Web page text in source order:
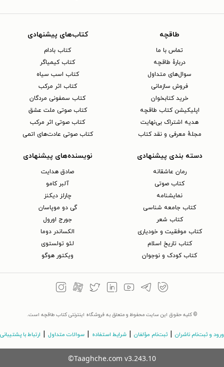
طاقچه
تماس با ما
دربارهٔ طاقچه
سوال‌های متداول
فروش سازمانی
خرید کتابخوان
اپلیکیشن کتاب طاقچه
هدیه اشتراک بی‌نهایت
مجلهٔ معرفی و نقد کتاب
کتاب‌های پیشنهادی
کتاب بادام
کتاب کیمیاگر
کتاب اسب سیاه
کتاب اثر مرکب
کتاب سمفونی مردگان
کتاب صوتی ملت عشق
کتاب صوتی اثر مرکب
کتاب صوتی عادت‌های اتمی
دسته بندی پیشنهادی
رمان عاشقانه
کتاب‌ صوتی
نمایشنامه
کتاب جامعه شناسی
کتاب شعر
کتاب موفقیت و خودیاری
کتاب تاریخ اسلام
کتاب کودک و نوجوان
نویسنده‌های پیشنهادی
صادق هدایت
آلبر کامو
چارلز دیکنز
گی دو موپاسان
جورج اورول
الکساندر دوما
لئو تولستوی
ویکتور هوگو
© کلیه حقوق این سایت محفوظ و متعلق به فروشگاه اینترنتی کتاب طاقچه است.
ورود و ثبت‌نام ناشران | ثبت‌نام مؤلفان | شرایط استفاده | سوالات متداول | ارتباط با پشتیبانی
©Taaghche.com v3.243.10